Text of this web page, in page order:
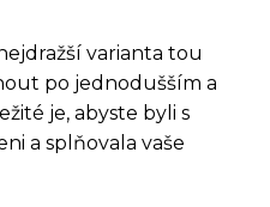
varianta tou
po jednodušším a
je, abyste byli s
a splňovala vaše